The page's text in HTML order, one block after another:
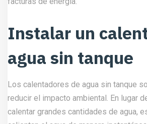
Instalar un
agua sin tanque
Los calentadores de agua sin tanque
reducir el impacto ambiental. En lugar
calentar grandes cantidades de agua,